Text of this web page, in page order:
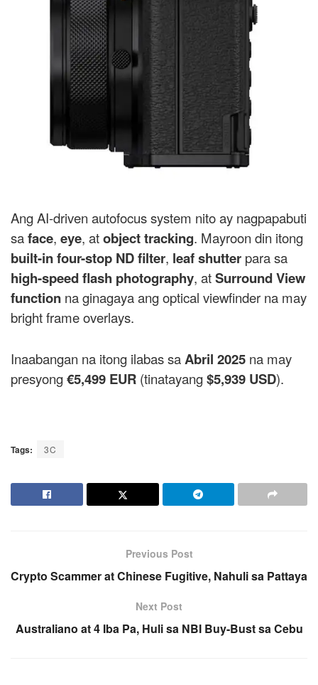
Ang AI-driven autofocus system nito ay nagpapabuti
saface, eye, atobject tracking. Mayroon din itong
built-in four-stop ND filter, leaf shutter para sa
high-speed flash photography, atSurround View
function na ginagaya ang optical viewfinder na may
bright frame overlays.
Inaabangan na itong ilabas saAbril 2025 na may
presyong€5,499 EUR (tinatayang$5,939 USD).
Tags: 3C
Previous Post
Crypto Scammer at Chinese Fugitive, Nahuli sa Pattaya
Next Post
Australiano at 4 Iba Pa, Huli sa NBI Buy-Bust sa Cebu